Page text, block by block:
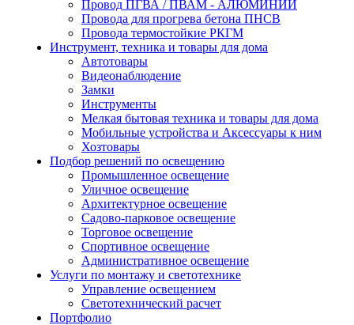
Провод ПГВА / ПВАМ - АЛЮМИНИЙ
Провода для прогрева бетона ПНСВ
Провода термостойкие РКГМ
Инструмент, техника и товары для дома
Автотовары
Видеонаблюдение
Замки
Инструменты
Мелкая бытовая техника и товары для дома
Мобильные устройства и Аксессуары к ним
Хозтовары
Подбор решений по освещению
Промышленное освещение
Уличное освещение
Архитектурное освещение
Садово-парковое освещение
Торговое освещение
Спортивное освещение
Административное освещение
Услуги по монтажу и светотехнике
Управление освещением
Светотехнический расчет
Портфолио